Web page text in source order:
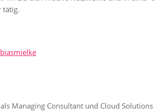
tätig.
Managing Consultant und Cloud